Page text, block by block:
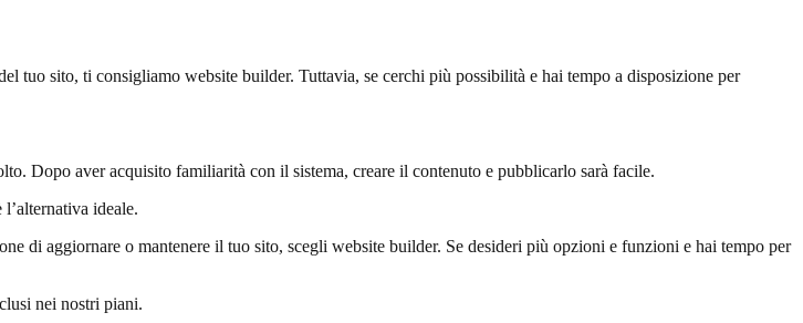
tuo sito, ti consigliamo website builder. Tuttavia, se cerchi più possibilità e hai tempo a disposizione per
Dopo aver acquisito familiarità con il sistema, creare il contenuto e pubblicarlo sarà facile.
ideale.
di aggiornare o mantenere il tuo sito, scegli website builder. Se desideri più opzioni e funzioni e hai tempo per
nei nostri piani.